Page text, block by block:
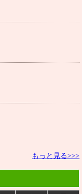
もっと見る>>>